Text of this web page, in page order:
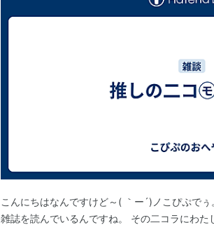
こんにちはなんですけど～( ｀ー´)ノこぴぷで
雑誌を読んでいるんですね。 その二コラにわ